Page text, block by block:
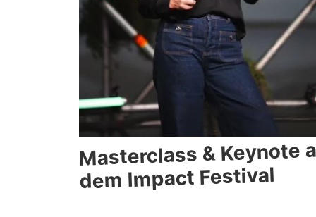
Masterclass & Keynote
dem Impact Festival